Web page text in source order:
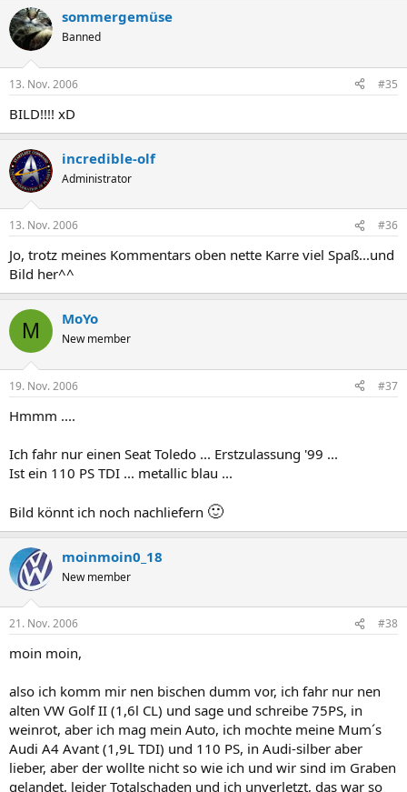
sommergemüse
Banned
13. Nov. 2006 #35
BILD!!!! xD
incredible-olf
Administrator
13. Nov. 2006 #36
Jo, trotz meines Kommentars oben nette Karre viel Spaß...und
Bild her^^
M MoYo
New member
19. Nov. 2006 #37
Hmmm ....
Ich fahr nur einen Seat Toledo ... Erstzulassung '99 ...
Ist ein 110 PS TDI ... metallic blau ...
Bild könnt ich noch nachliefern 🙂
moinmoin0_18
New member
21. Nov. 2006 #38
moin moin,
also ich komm mir nen bischen dumm vor, ich fahr nur nen
alten VW Golf II (1,6l CL) und sage und schreibe 75PS, in
weinrot, aber ich mag mein Auto, ich mochte meine Mum´s
Audi A4 Avant (1,9L TDI) und 110 PS, in Audi-silber aber
lieber, aber der wollte nicht so wie ich und wir sind im Graben
gelandet, leider Totalschaden und ich unverletzt, das war so